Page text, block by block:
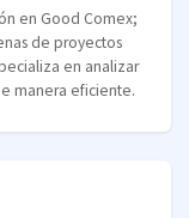
en Good Comex;
de proyectos
en analizar
manera eficiente.